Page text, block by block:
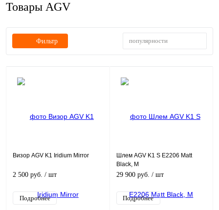
Товары AGV
Фильтр популярности
Визор AGV K1 Iridium Mirror
2 500 руб. / шт
Подробнее
Шлем AGV K1 S E2206 Matt
Black, M
29 900 руб. / шт
Подробнее